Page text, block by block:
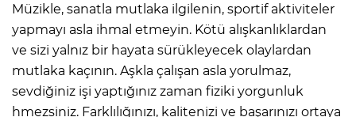
Müzikle, sanatla mutlaka ilgilenin, sportif aktiviteler
yapmayı asla ihmal etmeyin. Kötü alışkanlıklardan
ve sizi yalnız bir hayata sürükleyecek olaylardan
mutlaka kaçının. Aşkla çalışan asla yorulmaz,
sevdiğiniz işi yaptığınız zaman fiziki yorgunluk
hmezsiniz. Farklılığınızı, kalitenizi ve başarınızı ortaya